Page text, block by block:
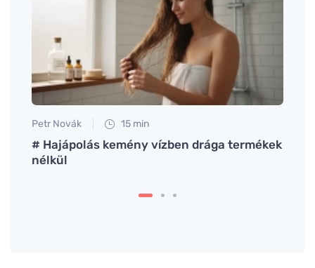
Petr Novák 15 min
# Hajápolás kemény vízben drága termékek
nélkül